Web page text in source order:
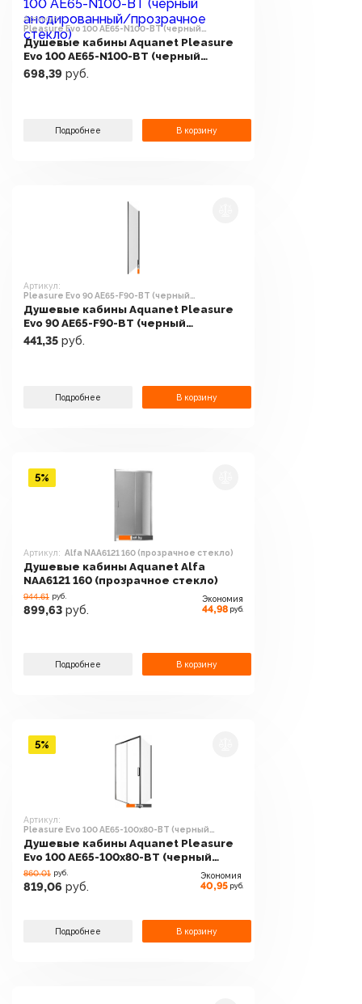
Артикул:
Pleasure Evo 100 AE65-N100-BT (черный
анодированный/прозрачное стекло)
Душевые кабины Aquanet Pleasure
Evo 100 AE65-N100-BT (черный
анодированный/прозрачное
стекло)
698,39 руб.
Подробнее В корзину
Артикул:
Pleasure Evo 90 AE65-F90-BT (черный
анодированный)
Душевые кабины Aquanet Pleasure
Evo 90 AE65-F90-BT (черный
анодированный)
441,35 руб.
Подробнее В корзину
Артикул: Alfa NAA6121 160 (прозрачное стекло)
Душевые кабины Aquanet Alfa
NAA6121 160 (прозрачное стекло)
944.61 руб.
899,63 руб.
Экономия
44,98 руб.
Подробнее В корзину
5%
Артикул:
Pleasure Evo 100 AE65-100x80-BT (черный
анодированный)
Душевые кабины Aquanet Pleasure
Evo 100 AE65-100x80-BT (черный
анодированный)
860.01 руб.
819,06 руб.
Экономия
40,95 руб.
Подробнее В корзину
5%